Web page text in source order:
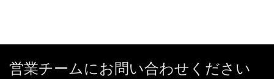
営業チームにお問い合わせください